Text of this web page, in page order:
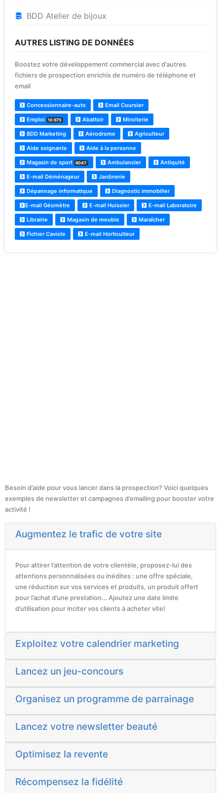
BDD Atelier de bijoux
AUTRES LISTING DE DONNÉES
Boostez votre développement commercial avec d’autres
fichiers de prospection enrichis de numéro de téléphone et
email
Concessionnaire-auto Email Coursier
Emploi 10 675 Abattoir Miroiterie
BDD Marketing Aérodrome Agriculteur
Aide soignante Aide à la personne
Magasin de sport 6047 Ambulancier Antiquité
E-mail Déménageur Jardinerie
Dépannage informatique Diagnostic immobilier
E-mail Géomètre E-mail Huissier E-mail Laboratoire
Librairie Magasin de meuble Maraîcher
Fichier Caviste E-mail Horticulteur
Besoin d’aide pour vous lancer dans la prospection? Voici quelques
exemples de newsletter et campagnes d’emailing pour booster votre
activité !
Augmentez le trafic de votre site
Pour attirer l’attention de votre clientèle, proposez-lui des
attentions personnalisées ou inédites : une offre spéciale,
une réduction sur vos services et produits, un produit offert
pour l’achat d’une prestation… Ajoutez une date limite
d’utilisation pour inciter vos clients à acheter vite!
Exploitez votre calendrier marketing
Lancez un jeu-concours
Organisez un programme de parrainage
Lancez votre newsletter beauté
Optimisez la revente
Récompensez la fidélité